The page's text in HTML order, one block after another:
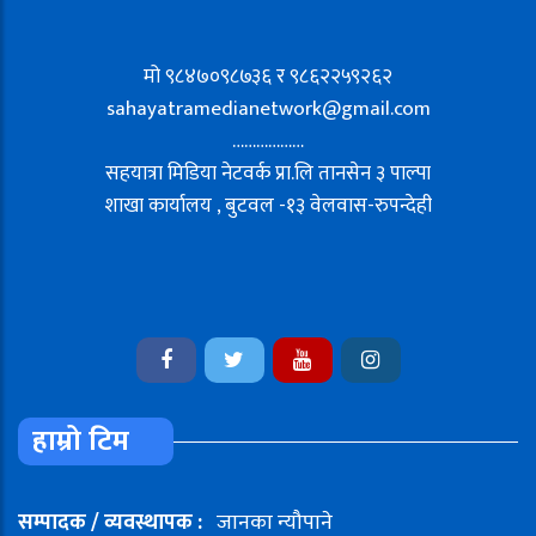
मो ९८४७०९८७३६ र ९८६२२५९२६२
sahayatramedianetwork@gmail.com
………………
सहयात्रा मिडिया नेटवर्क प्रा.लि तानसेन ३ पाल्पा
शाखा कार्यालय , बुटवल -१३ वेलवास-रुपन्देही
हाम्रो टिम
सम्पादक / व्यवस्थापक : जानका न्यौपाने